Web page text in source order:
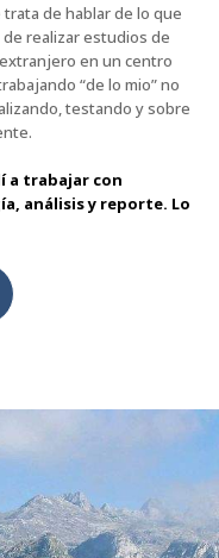
de hablar de lo que
realizar estudios de
en un centro
“de lo mio” no
testando y sobre
a trabajar con
análisis y reporte. Lo